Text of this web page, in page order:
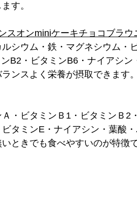
す。
スオンminiケーキチョコブラウ
シウム・鉄・マグネシウム・
B2・ビタミンB6・ナイアシ
ンスよく栄養が摂取できます。
・ビタミンＢ1・ビタミンＢ2
タミンE・ナイアシン・葉酸
ときでも食べやすいのが特徴で